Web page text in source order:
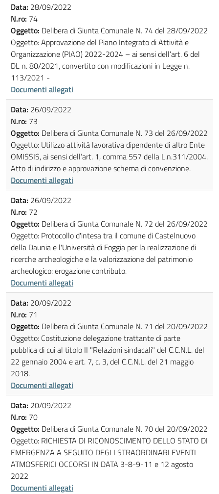
Data: 28/09/2022
N.ro: 74
Oggetto: Delibera di Giunta Comunale N. 74 del 28/09/2022
Oggetto: Approvazione del Piano Integrato di Attività e
Organizzazione (PIAO) 2022-2024 – ai sensi dell’art. 6 del
DL n. 80/2021, convertito con modificazioni in Legge n.
113/2021 -
Documenti allegati
Data: 26/09/2022
N.ro: 73
Oggetto: Delibera di Giunta Comunale N. 73 del 26/09/2022
Oggetto: Utilizzo attività lavorativa dipendente di altro Ente
OMISSIS, ai sensi dell’art. 1, comma 557 della L.n.311/2004.
Atto di indirizzo e approvazione schema di convenzione.
Documenti allegati
Data: 26/09/2022
N.ro: 72
Oggetto: Delibera di Giunta Comunale N. 72 del 26/09/2022
Oggetto: Protocollo d'intesa tra il comune di Castelnuovo
della Daunia e l'Università di Foggia per la realizzazione di
ricerche archeologiche e la valorizzazione del patrimonio
archeologico: erogazione contributo.
Documenti allegati
Data: 20/09/2022
N.ro: 71
Oggetto: Delibera di Giunta Comunale N. 71 del 20/09/2022
Oggetto: Costituzione delegazione trattante di parte
pubblica di cui al titolo II "Relazioni sindacali" del C.C.N.L. del
22 gennaio 2004 e art. 7, c. 3, del C.C.N.L. del 21 maggio
2018.
Documenti allegati
Data: 20/09/2022
N.ro: 70
Oggetto: Delibera di Giunta Comunale N. 70 del 20/09/2022
Oggetto: RICHIESTA DI RICONOSCIMENTO DELLO STATO DI
EMERGENZA A SEGUITO DEGLI STRAORDINARI EVENTI
ATMOSFERICI OCCORSI IN DATA 3-8-9-11 e 12 agosto
2022
Documenti allegati